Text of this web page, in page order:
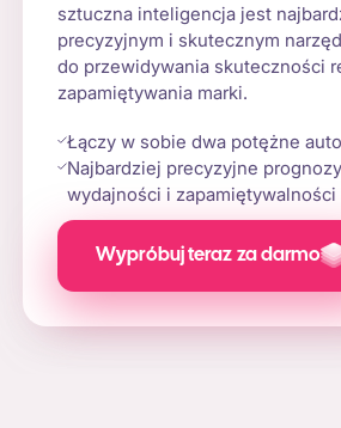
sztuczna inteligencja jest
precyzyjnym i skutecznym
do przewidywania skuteczności
zapamiętywania marki.
Łączy w sobie dwa potężne
Najbardziej precyzyjne
wydajności i zapamiętywalności
Wypróbuj teraz za darmo